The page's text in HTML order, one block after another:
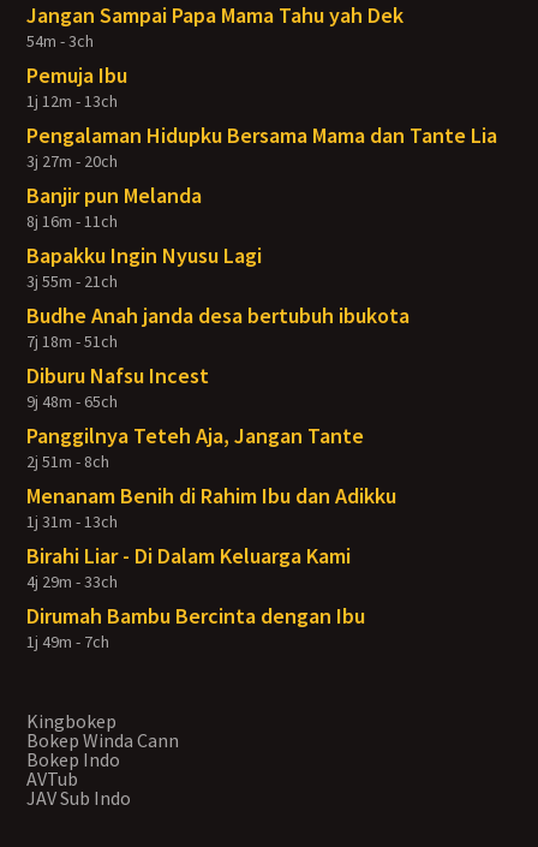
Jangan Sampai Papa Mama Tahu yah Dek
54m - 3ch
Pemuja Ibu
1j 12m - 13ch
Pengalaman Hidupku Bersama Mama dan Tante Lia
3j 27m - 20ch
Banjir pun Melanda
8j 16m - 11ch
Bapakku Ingin Nyusu Lagi
3j 55m - 21ch
Budhe Anah janda desa bertubuh ibukota
7j 18m - 51ch
Diburu Nafsu Incest
9j 48m - 65ch
Panggilnya Teteh Aja, Jangan Tante
2j 51m - 8ch
Menanam Benih di Rahim Ibu dan Adikku
1j 31m - 13ch
Birahi Liar - Di Dalam Keluarga Kami
4j 29m - 33ch
Dirumah Bambu Bercinta dengan Ibu
1j 49m - 7ch
Kingbokep
Bokep Winda Cann
Bokep Indo
AVTub
JAV Sub Indo